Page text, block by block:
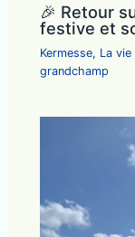
🎉 Retour
festive et
Kermesse, La
grandchamp